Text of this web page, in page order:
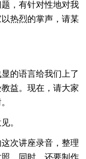
，有针对性地对我
热烈的掌声，请某
的语言给我们上了
益。现在，请大家
。
次讲座录音，整理